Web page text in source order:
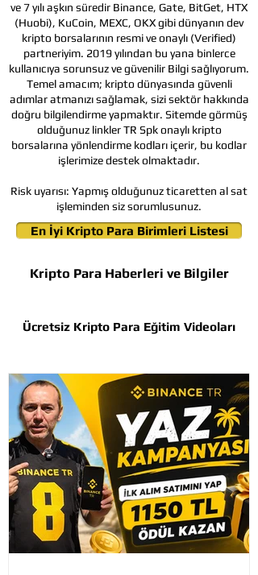
Ücretsiz Kripto Para Eğitim Videoları
Kripto Para Haberleri ve Bilgiler
En İyi Kripto Para Birimleri Listesi
ve 7 yılı aşkın süredir Binance, Gate, BitGet, HTX
(Huobi), KuCoin, MEXC, OKX gibi dünyanın dev
kripto borsalarının resmi ve onaylı (Verified)
partneriyim. 2019 yılından bu yana binlerce
kullanıcıya sorunsuz ve güvenilir Bilgi sağlıyorum.
Temel amacım; kripto dünyasında güvenli
adımlar atmanızı sağlamak, sizi sektör hakkında
doğru bilgilendirme yapmaktır. Sitemde görmüş
olduğunuz linkler TR Spk onaylı kripto
borsalarına yönlendirme kodları içerir, bu kodlar
işlerimize destek olmaktadır.
Risk uyarısı: Yapmış olduğunuz ticaretten al sat
işleminden siz sorumlusunuz.